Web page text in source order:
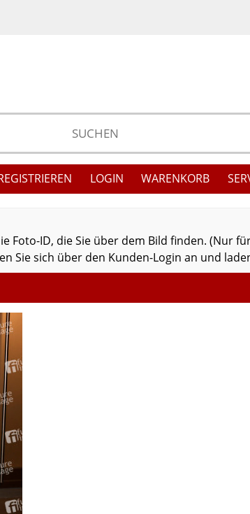
LOGIN WARENKORB
Foto-ID, die Sie über dem Bild finden. (Nur
Sie sich über den Kunden-Login an und